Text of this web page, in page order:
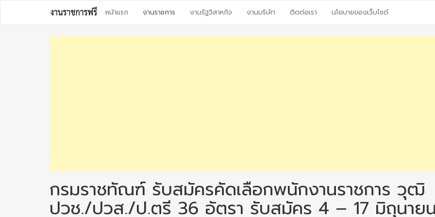
content
หน้าแรก งานราชการ งานรัฐวิสาหกิจ งานบริษัท ติดต่อเรา นโยบายของเว็บไซต์
กรมราชทัณฑ์ รับสมัครคัดเลือกพนักงานราชการ วุฒิ
ปวช./ปวส./ป.ตรี 36 อัตรา รับสมัคร 4 – 17 มิถุนาย